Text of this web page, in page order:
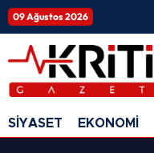
09 Ağustos 2026
SİYASET EKONOMİ